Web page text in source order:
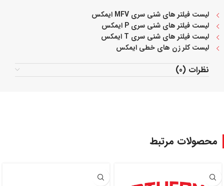
لیست فیلتر های شنی سری MFV ایمکس
لیست فیلتر های شنی سری P ایمکس
لیست فیلتر های شنی سری T ایمکس
لیست کلر زن های خطی ایمکس
نظرات (0)
محصولات مرتبط